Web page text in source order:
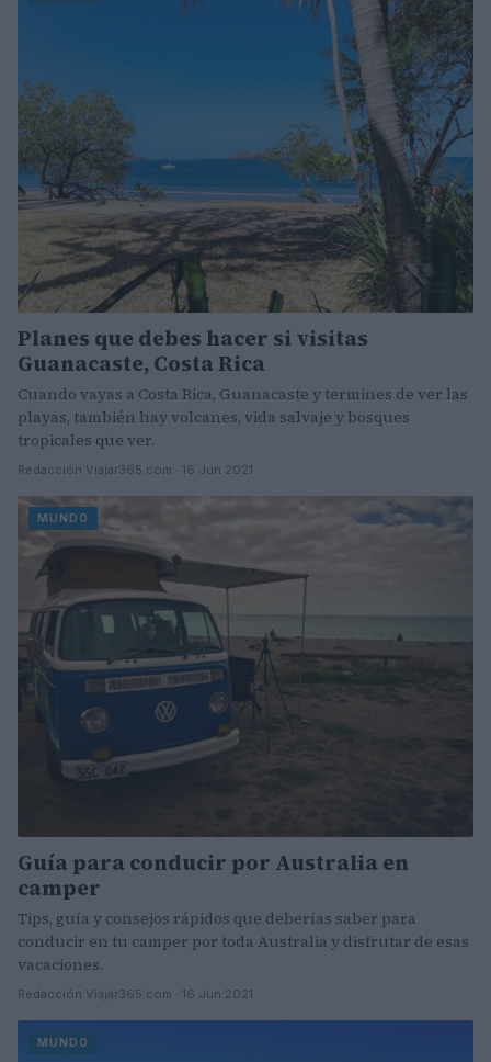
Planes que debes hacer si visitas
Guanacaste, Costa Rica
Cuando vayas a Costa Rica, Guanacaste y termines de ver las
playas, también hay volcanes, vida salvaje y bosques
tropicales que ver.
Redacción Viajar365.com · 16 Jun 2021
MUNDO
Guía para conducir por Australia en
camper
Tips, guía y consejos rápidos que deberías saber para
conducir en tu camper por toda Australia y disfrutar de esas
vacaciones.
Redacción Viajar365.com · 16 Jun 2021
MUNDO